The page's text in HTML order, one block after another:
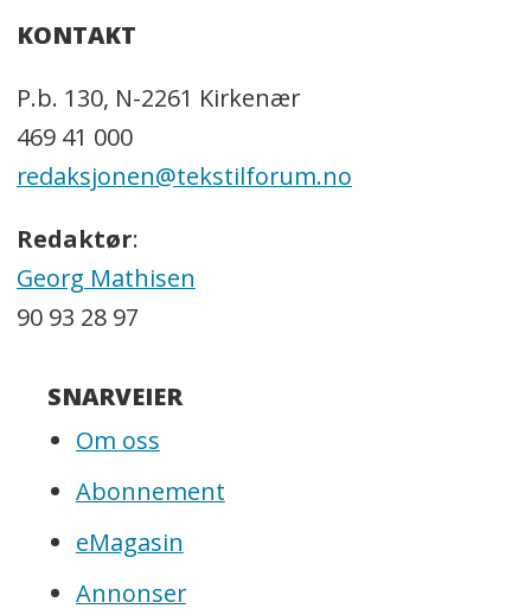
KONTAKT
P.b. 130, N-2261 Kirkenær
469 41 000
redaksjonen@tekstilforum.no
Redaktør:
Georg Mathisen
90 93 28 97
SNARVEIER
Om oss
Abonnement
eMagasin
Annonser